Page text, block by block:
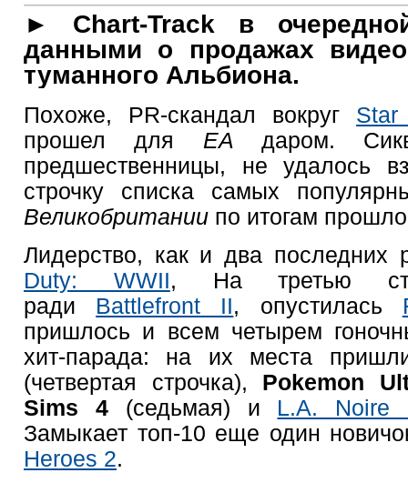
► Chart-Track в
данными о продажах
туманного Альбиона.
Похоже, PR-скандал вокруг
прошел для EA даром.
предшественницы, не удалось
строчку списка самых
Великобритании по итогам
Лидерство, как и два последних
Duty: WWII, На третью
ради Battlefront II, опустилась
пришлось и всем четырем
хит-парада: на их места
(четвертая строчка), Pokemon
Sims 4 (седьмая) и L.A. Noire
Замыкает топ-10 еще один
Heroes 2.